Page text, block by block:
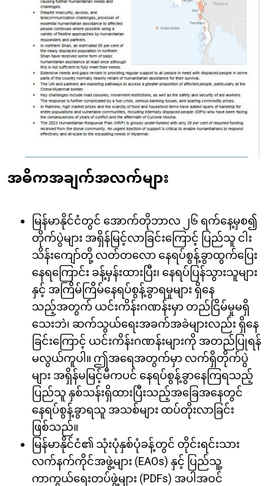
အဓိကအချက်အလက်များ
မြန်မာနိုင်ငံတွင် အောက်တိုဘာလ ၂၆ ရက်နေ့မှစ၍
တိုက်ပွဲများ အရှိန်မြင့်လာခြင်းကြောင့် ပြည်သူ ငါး
သိန်းကျော်တို့ လတ်တလော နေရပ်စွန့်ခွာထွက်ပြေး
နေရကြောင်း ခန့်မှန်းထားပြီး၊ နေရပ်ပြန်သွားသူများ
နှင့် အကြိမ်ကြိမ်နေရပ်စွန့်ခွာရမှုများ ရှိနေ
သည့်အတွက် ယင်းကိန်းဂဏန်းမှာ တည်ငြိမ်မှုမရှိ
သေးဘဲ၊ ဆက်သွယ်ရေးအခက်အခဲများလည်း ရှိနေ
ခြင်းကြောင့် ယင်းကိန်းဂဏန်းများကို အတည်ပြုရန်
မလွယ်ကူပါ။ ဤအရေအတွက်မှာ လက်ရှိတိုက်ပွဲ
များ အရှိန်မမြင့်မီကပင် နေရပ်စွန့်ခွာနေကြရသည့်
ပြည်သူ နှစ်သန်းရှိထားပြီးသည့်အခြေအနေတွင်
နေရပ်စွန့်ခွာရသူ အသစ်များ ထပ်တိုးလာခြင်း
ဖြစ်သည်။
မြန်မာနိုင်ငံ၏ သုံးပုံနှစ်ပုံခန့်တွင် တိုင်းရင်းသား
လက်နက်ကိုင်အဖွဲ့များ (EAOs) နှင့် ပြည်သူ့
ကာကွယ်ရေးတပ်ဖွဲ့များ (PDFs) အပါအဝင်